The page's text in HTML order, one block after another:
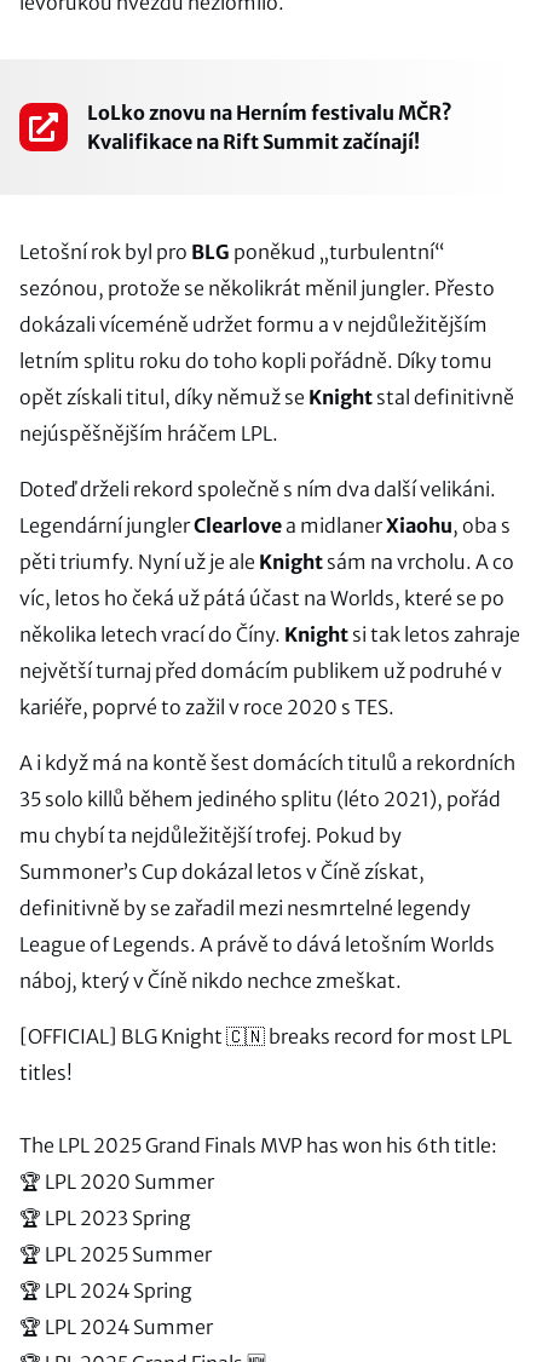
LoLko znovu na Herním festivalu MČR?
Kvalifikace na Rift Summit začínají!
Letošní rok byl pro BLG poněkud „turbulentní“
sezónou, protože se několikrát měnil jungler. Přesto
dokázali víceméně udržet formu a v nejdůležitějším
letním splitu roku do toho kopli pořádně. Díky tomu
opět získali titul, díky němuž se Knight stal definitivně
nejúspěšnějším hráčem LPL.
Doteď drželi rekord společně s ním dva další velikáni.
Legendární junglerClearlovea midlanerXiaohu, oba s
pěti triumfy. Nyní už je ale Knight sám na vrcholu. A co
víc, letos ho čeká už pátá účast na Worlds, které se po
několika letech vrací do Číny. Knight si tak letos zahraje
největší turnaj před domácím publikem už podruhé v
kariéře, poprvé to zažil v roce 2020 s TES.
A i když má na kontě šest domácích titulů a rekordních
35 solo killů během jediného splitu (léto 2021), pořád
mu chybí ta nejdůležitější trofej. Pokud by
Summoner’s Cup dokázal letos v Číně získat,
definitivně by se zařadil mezi nesmrtelné legendy
League of Legends. A právě to dává letošním Worlds
náboj, který v Číně nikdo nechce zmeškat.
[OFFICIAL] BLG Knight 🇨🇳 breaks record for most LPL
titles!
The LPL 2025 Grand Finals MVP has won his 6th title:
🏆 LPL 2020 Summer
🏆 LPL 2023 Spring
🏆 LPL 2025 Summer
🏆 LPL 2024 Spring
🏆 LPL 2024 Summer